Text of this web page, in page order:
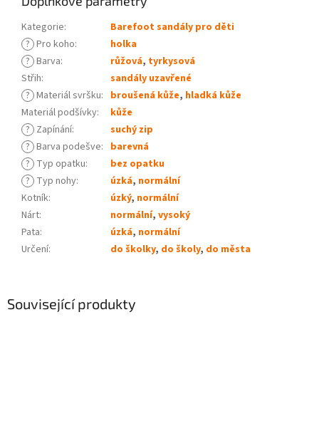
Související produkty
Kategorie:
Barefoot sandály pro děti
? Pro koho:
holka
? Barva: růžová, tyrkysová
Střih:
sandály uzavřené
? Materiál svršku: broušená kůže, hladká kůže
Materiál podšívky:
kůže
? Zapínání:
suchý zip
? Barva podešve: barevná
? Typ opatku:
bez opatku
? Typ nohy: úzká, normální
Kotník: úzký, normální
Nárt: normální, vysoký
Pata: úzká, normální
Určení: do školky, do školy, do města